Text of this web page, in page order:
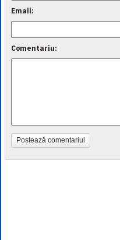
Email:
Comentariu:
Postează comentariul